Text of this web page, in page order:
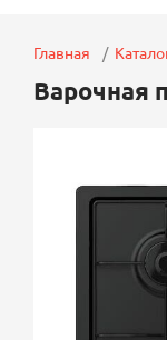
Главная
Варочная